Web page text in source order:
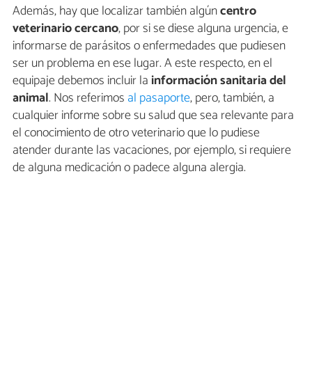
Además, hay que localizar también algúncentro
veterinario cercano, por si se diese alguna urgencia, e
informarse de parásitos o enfermedades que pudiesen
ser un problema en ese lugar. A este respecto, en el
equipaje debemos incluir la información sanitaria del
animal. Nos referimos al pasaporte, pero, también, a
cualquier informe sobre su salud que sea relevante para
el conocimiento de otro veterinario que lo pudiese
atender durante las vacaciones, por ejemplo, si requiere
de alguna medicación o padece alguna alergia.